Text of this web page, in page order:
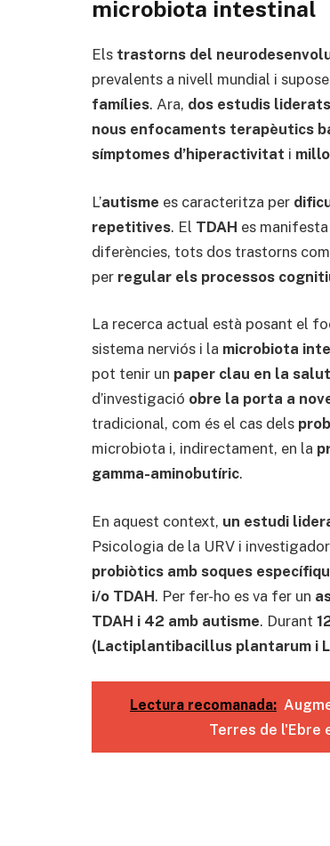
microbiota intestinal
Els trastorns del
prevalents a nivell mundial i
famílies. Ara, dos estudis
nous enfocaments terapèutics
símptomes d’hiperactivitat i
L’autisme es caracteritza per
repetitives. El TDAH es manifesta
diferències, tots dos trastorns
per regular els processos
La recerca actual està posant el
sistema nerviós i la microbiota
pot tenir un paper clau en la
d’investigació obre la porta a
tradicional, com és el cas dels
microbiota i, indirectament, en la
gamma-aminobutíric.
En aquest context, un estudi
Psicologia de la URV i
probiòtics amb soques
i/o TDAH. Per fer-ho es va fer un
TDAH i 42 amb autisme. Durant
(Lactiplantibacillus plantarum i
Lectura recomanada:
Terres de l'Ebre